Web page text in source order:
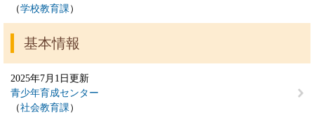
学校教育課
基本情報
2025年7月1日更新
青少年育成センター
社会教育課